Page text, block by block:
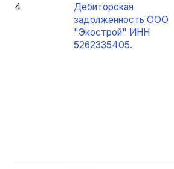
4
Дебиторская
задолженность ООО
"Экострой" ИНН
5262335405.